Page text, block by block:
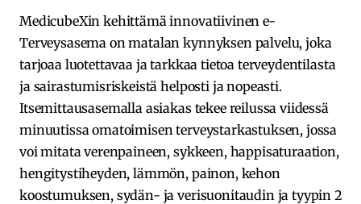
MedicubeXin kehittämä innovatiivinen e-
Terveysasema on matalan kynnyksen palvelu, joka
tarjoaa luotettavaa ja tarkkaa tietoa terveydentilasta
ja sairastumisriskeistä helposti ja nopeasti.
Itsemittausasemalla asiakas tekee reilussa viidessä
minuutissa omatoimisen terveystarkastuksen, jossa
voi mitata verenpaineen, sykkeen, happisaturaation,
hengitystiheyden, lämmön, painon, kehon
koostumuksen, sydän- ja verisuonitaudin ja tyypin 2